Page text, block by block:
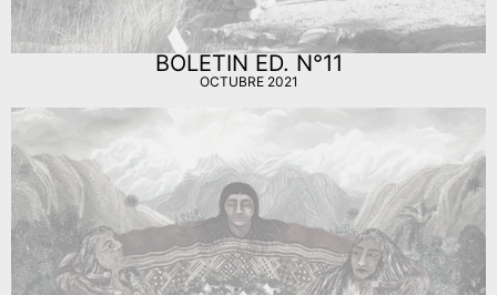
BOLETIN ED. N°11
OCTUBRE 2021